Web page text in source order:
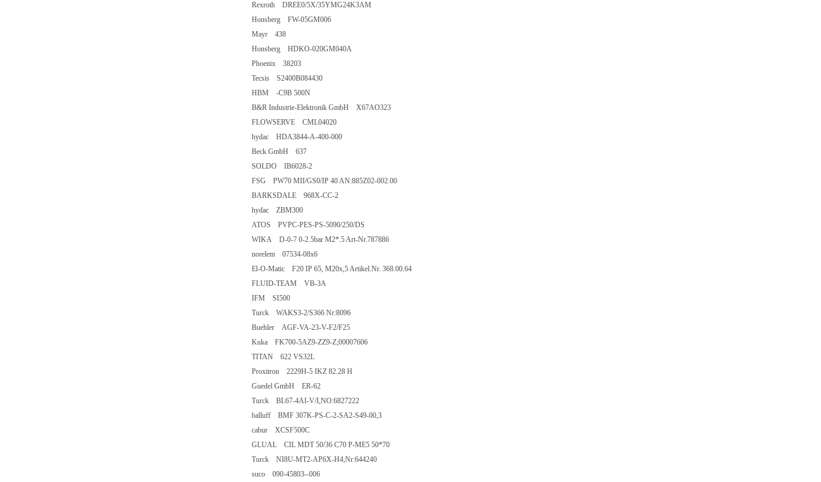
Rexroth DREE0/5X/35YMG24K3AM
Honsberg FW-05GM006
Mayr 438
Honsberg HDKO-020GM040A
Phoenix 38203
Tecsis S2400B084430
HBM -C9B 500N
B&R Industrie-Elektronik GmbH X67AO323
FLOWSERVE CML04020
hydac HDA3844-A-400-000
Beck GmbH 637
SOLDO IB6028-2
FSG PW70 MII/GS0/IP 40 AN:885Z02-002.00
BARKSDALE 968X-CC-2
hydac ZBM300
ATOS PVPC-PES-PS-5090/250/DS
WIKA D-0-7 0-2.5bar M2*.5 Art-Nr.787886
norelem 07534-08x6
El-O-Matic F20 IP 65, M20x,5 Artikel.Nr. 368.00.64
FLUID-TEAM VB-3A
IFM SI500
Turck WAKS3-2/S366 Nr:8096
Buehler AGF-VA-23-V-F2/F25
Kuka FK700-5AZ9-ZZ9-Z;00007606
TITAN 622 VS32L
Proxitron 2229H-5 IKZ 82.28 H
Guedel GmbH ER-62
Turck BL67-4AI-V/I,NO:6827222
balluff BMF 307K-PS-C-2-SA2-S49-00,3
cabur XCSF500C
GLUAL CIL MDT 50/36 C70 P-ME5 50*70
Turck NI8U-MT2-AP6X-H4,Nr:644240
suco 090-45803--006